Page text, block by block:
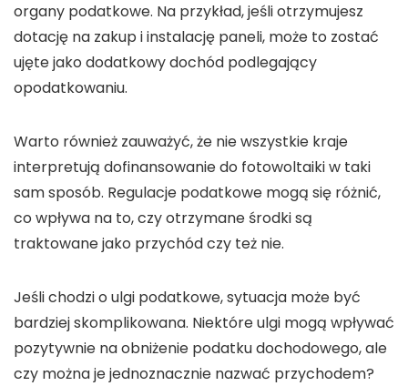
organy podatkowe. Na przykład, jeśli otrzymujesz
dotację na zakup i instalację paneli, może to zostać
ujęte jako dodatkowydochód podlegający
opodatkowaniu.
Warto również zauważyć, że nie wszystkie kraje
interpretują dofinansowanie do fotowoltaikiw taki
sam sposób. Regulacje podatkowe mogą się różnić,
co wpływa na to, czy otrzymane środki są
traktowane jako przychódczy też nie.
Jeśli chodzi o ulgi podatkowe, sytuacja może być
bardziej skomplikowana. Niektóre ulgi mogą wpływać
pozytywnie na obniżenie podatku dochodowego, ale
czy można je jednoznacznie nazwać przychodem?